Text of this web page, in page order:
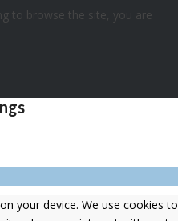
to browse the site, you are
your device. We use cookies to